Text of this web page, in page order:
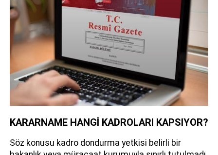
KARARNAME HANGİ KADROLARI KAPSIYOR?
Söz konusu kadro dondurma yetkisi belirli bir